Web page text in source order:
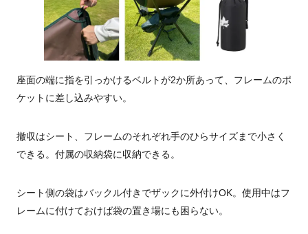
座面の端に指を引っかけるベルトが2か所あって、フレームのポ
ケットに差し込みやすい。
撤収はシート、フレームのそれぞれ手のひらサイズまで小さく
できる。付属の収納袋に収納できる。
シート側の袋はバックル付きでザックに外付けOK。使用中はフ
レームに付けておけば袋の置き場にも困らない。